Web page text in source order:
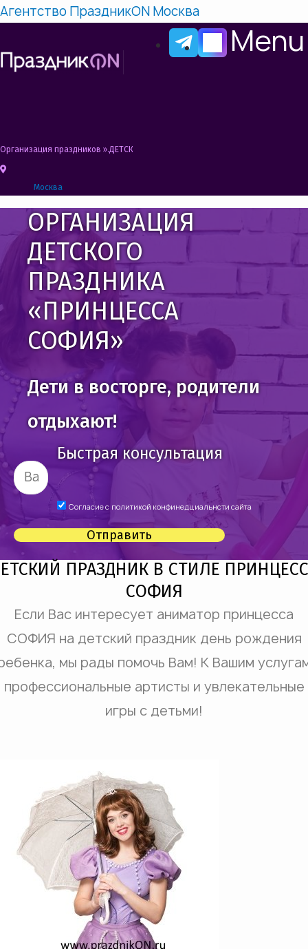
Агентство ПраздникON Москва
Menu
Организация праздников »ДЕТСКИЙ ПРАЗДНИК В СТИЛЕ ПРИНЦЕССА СОФИЯ
Москва
ОРГАНИЗАЦИЯ
ДЕТСКОГО
ПРАЗДНИКА
«ПРИНЦЕССА
СОФИЯ»
Дети в восторге, родители
отдыхают!
Быстрая консультация
Согласие с политикой конфинедциальнсти сайта
Отправить
ПРАЗДНИК В СТИЛЕ
СОФИЯ
Если Вас интересует аниматор принцесса
СОФИЯ на детский праздник день рождения
мы рады помочь Вам! К Вашим
профессиональные артисты и увлекательные
игры с детьми!